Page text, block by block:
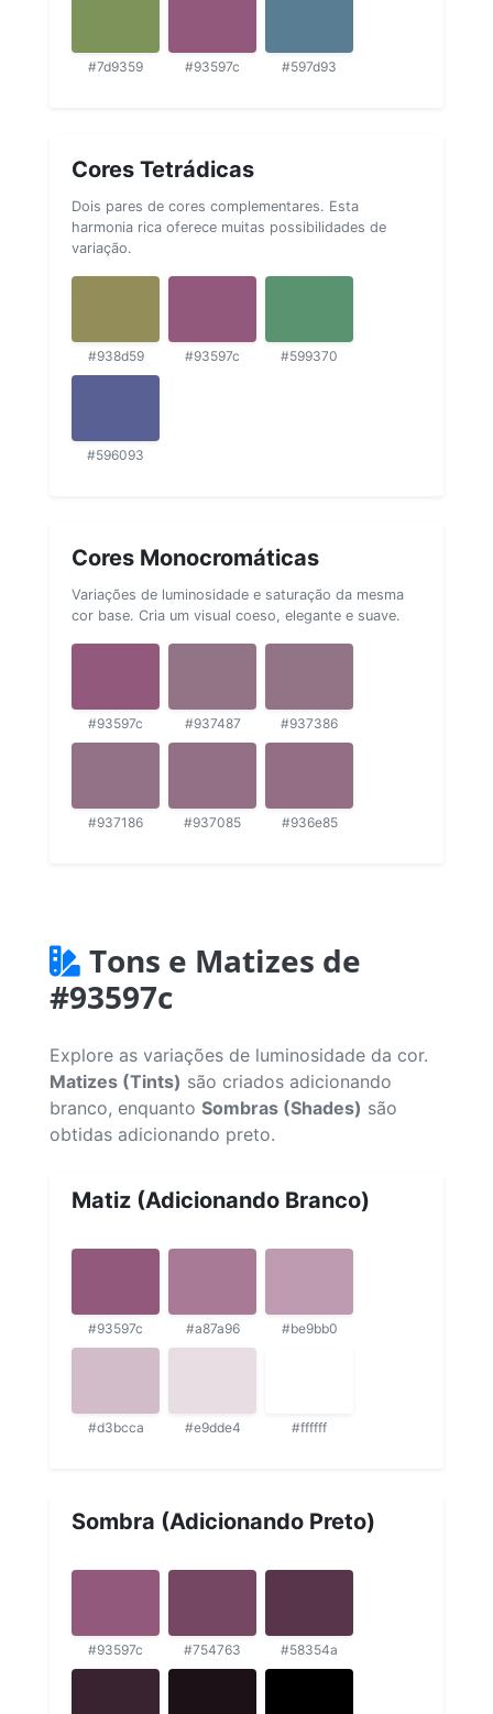
#7d9359 #93597c #597d93
Cores Tetrádicas
Dois pares de cores complementares. Esta
harmonia rica oferece muitas possibilidades de
variação.
#938d59 #93597c #599370
#596093
Cores Monocromáticas
Variações de luminosidade e saturação da mesma
cor base. Cria um visual coeso, elegante e suave.
#93597c #937487 #937386
#937186 #937085 #936e85
Tons e Matizes de
#93597c
Explore as variações de luminosidade da cor.
Matizes (Tints) são criados adicionando
branco, enquanto Sombras (Shades) são
obtidas adicionando preto.
Matiz (Adicionando Branco)
#93597c #a87a96 #be9bb0
#d3bcca #e9dde4 #ffffff
Sombra (Adicionando Preto)
#93597c #754763 #58354a